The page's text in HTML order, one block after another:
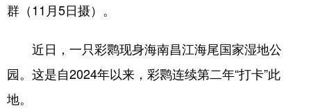
群（11月5日摄）。
近日，一只彩鹮现身海南昌江海尾国家湿地公
园。这是自2024年以来，彩鹮连续第二年“打卡”此
地。